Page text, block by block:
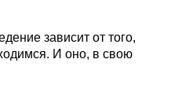
зависит от того,
И оно, в свою